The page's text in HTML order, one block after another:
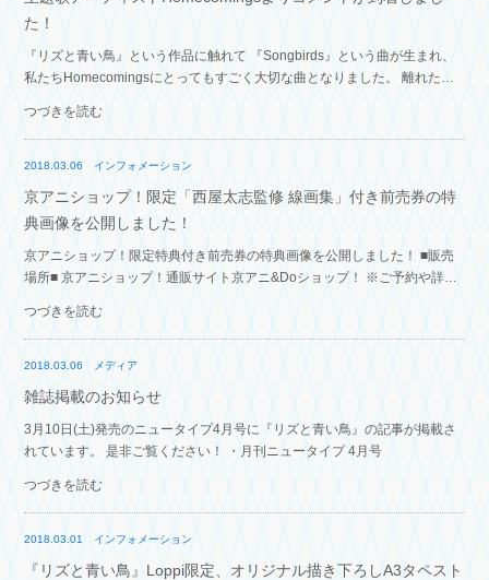
た！
『リズと青い鳥』という作品に触れて 『Songbirds』という曲が生まれ、
私たちHomecomingsにとってもすごく大切な曲となりました。 離れたり
近づいたりする二つの線、 「歌にしておけば忘れないでおけるだろうか」
という 密…
つづきを読む
2018.03.06 インフォメーション
京アニショップ！限定「西屋太志監修 線画集」付き前売券の特
典画像を公開しました！
京アニショップ！限定特典付き前売券の特典画像を公開しました！ ■販売
場所■ 京アニショップ！通販サイト京アニ&Doショップ！ ※ご予約や詳細
情報に関しましては、京アニショップ！通販サイトをご覧ください。
つづきを読む
2018.03.06 メディア
雑誌掲載のお知らせ
3月10日(土)発売のニュータイプ4月号に『リズと青い鳥』の記事が掲載さ
れています。 是非ご覧ください！ ・月刊ニュータイプ 4月号
つづきを読む
2018.03.01 インフォメーション
『リズと青い鳥』Loppi限定、オリジナル描き下ろしA3タペスト